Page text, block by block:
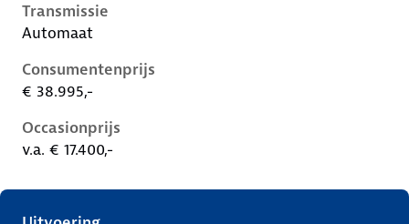
Transmissie
Automaat
Consumentenprijs
€ 38.995,-
Occasionprijs
v.a. € 17.400,-